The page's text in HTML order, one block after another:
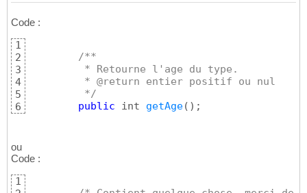
Code :
1
2
3
4
5
6
/**
	 * Retourne l'age du type.
	 * @return entier positif ou nul
	 */
public int getAge( ) ;
ou
Code :
1